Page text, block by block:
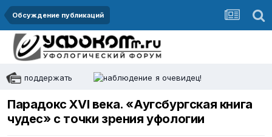
Обсуждение публикаций
поддержать я очевидец!
Парадокс XVI века. «Аугсбургская книга
чудес» с точки зрения уфологии